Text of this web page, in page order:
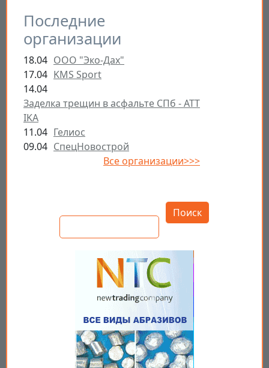
Последние
организации
18.04 ООО "Эко-Дах"
17.04 KMS Sport
14.04
Заделка трещин в асфальте СПб - ATT
IKA
11.04 Гелиос
09.04 СпецНовострой
Все организации>>>